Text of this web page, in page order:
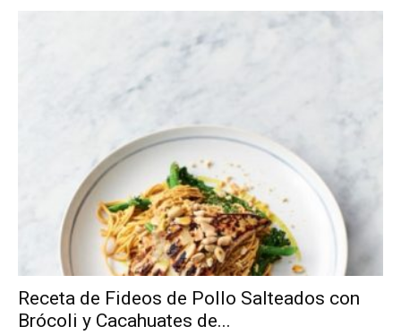
Receta de Fideos de Pollo Salteados con
Brócoli y Cacahuates de...